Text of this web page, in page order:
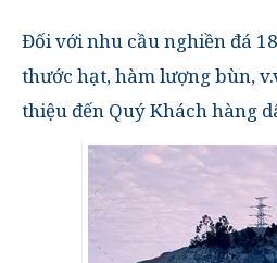
Đối với nhu cầu nghiền đá
thước hạt, hàm lượng bùn,
thiệu đến Quý Khách hàng